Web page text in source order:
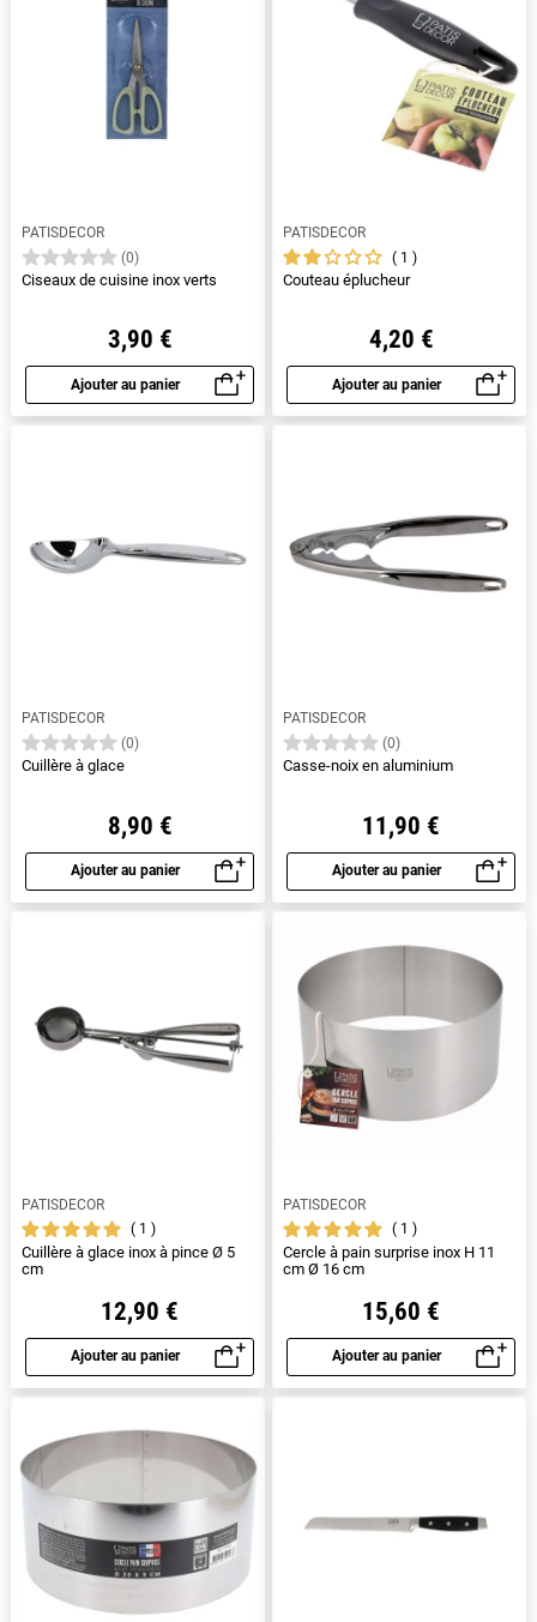
PATISDECOR
(0)
Ciseaux de cuisine inox verts
3,90 €
Ajouter au panier
Aperçu rapide
PATISDECOR
1
Couteau éplucheur
4,20 €
Ajouter au panier
Aperçu rapide
PATISDECOR
(0)
Cuillère à glace
8,90 €
Ajouter au panier
Aperçu rapide
PATISDECOR
(0)
Casse-noix en aluminium
11,90 €
Ajouter au panier
Aperçu rapide
PATISDECOR
1
Cuillère à glace inox à pince Ø 5
cm
12,90 €
Ajouter au panier
Aperçu rapide
PATISDECOR
1
Cercle à pain surprise inox H 11
cm Ø 16 cm
15,60 €
Ajouter au panier
Aperçu rapide